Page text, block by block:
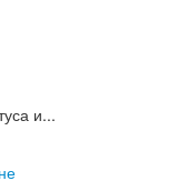
и...